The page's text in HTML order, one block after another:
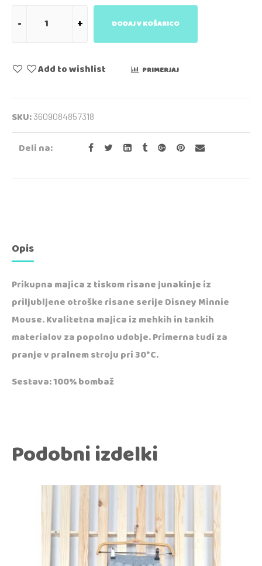
DODAJ V KOŠARICO
Add to wishlist PRIMERJAJ
SKU:3609084857318
Deli na:
Opis
Prikupna majica z tiskom risane junakinje iz
priljubljene otroške risane serije Disney Minnie
Mouse. Kvalitetna majica iz mehkih in tankih
materialov za popolno udobje. Primerna tudi za
pranje v pralnem stroju pri 30*C.
Sestava: 100% bombaž
Podobni izdelki